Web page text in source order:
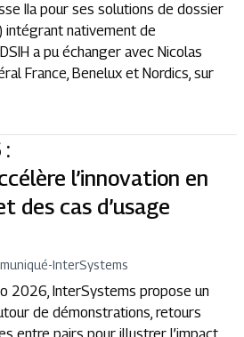
IIa pour ses solutions de dossier
intégrant nativement de
a pu échanger avec Nicolas
France, Benelux et Nordics, sur
l’innovation en
des cas d’usage
-InterSystems
2026, InterSystems propose un
de démonstrations, retours